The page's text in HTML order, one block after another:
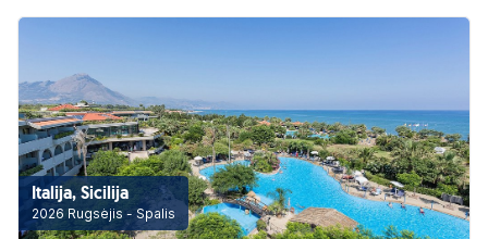
Italija, Sicilija
2026 Rugsėjis - Spalis